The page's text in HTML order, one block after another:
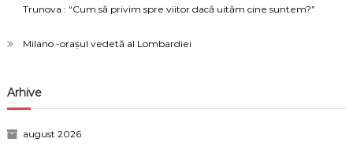
Trunova : “Cum să privim spre viitor dacă uităm cine suntem?”
Milano -orașul vedetă al Lombardiei
Arhive
august 2026